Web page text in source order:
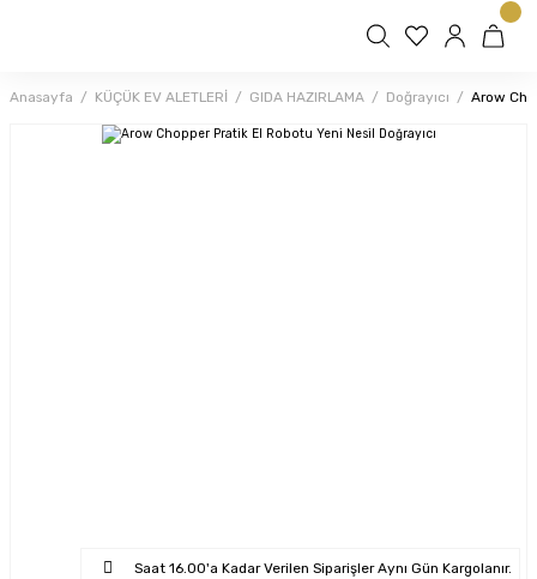
Anasayfa KÜÇÜK EV ALETLERİ GIDA HAZIRLAMA Doğrayıcı Arow
Saat 16.00'a Kadar Verilen Siparişler Aynı Gün Kargolanır.